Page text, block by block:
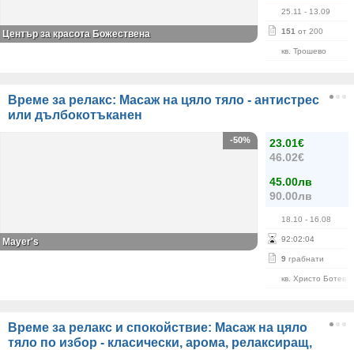
25.11 - 13.09
151 от 200
кв. Трошево
Център за красота Божествена
Време за релакс: Масаж на цяло тяло - антистрес
или дълбокотъканен
23.01€
46.02€
45.00лв
90.00лв
18.10 - 16.08
92:02:03
9 грабнати
кв. Христо Ботев
-50%
Mayer's
Време за релакс и спокойствие: Масаж на цяло
тяло по избор - класически, арома, релаксиращ,